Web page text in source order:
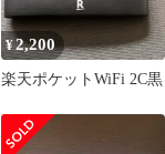
¥2,200
楽天ポケットWiFi 2C黒